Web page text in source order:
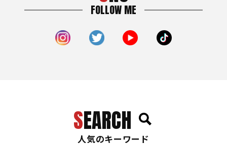
FOLLOW ME
SEARCH
人気のキーワード